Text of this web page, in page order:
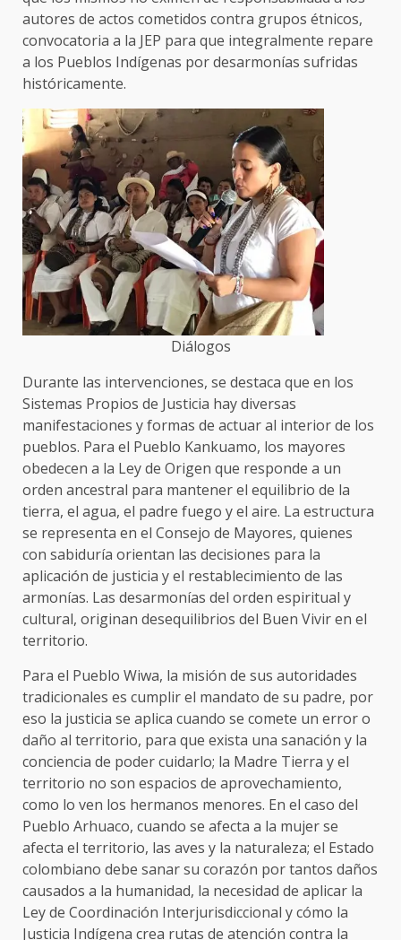
autores de actos cometidos contra grupos étnicos,
convocatoria a la JEP para que integralmente repare
a los Pueblos Indígenas por desarmonías sufridas
históricamente.
Diálogos
Durante las intervenciones, se destaca que en los
Sistemas Propios de Justicia hay diversas
manifestaciones y formas de actuar al interior de los
pueblos. Para el Pueblo Kankuamo, los mayores
obedecen a la Ley de Origen que responde a un
orden ancestral para mantener el equilibrio de la
tierra, el agua, el padre fuego y el aire. La estructura
se representa en el Consejo de Mayores, quienes
con sabiduría orientan las decisiones para la
aplicación de justicia y el restablecimiento de las
armonías. Las desarmonías del orden espiritual y
cultural, originan desequilibrios del Buen Vivir en el
territorio.
Para el Pueblo Wiwa, la misión de sus autoridades
tradicionales es cumplir el mandato de su padre, por
eso la justicia se aplica cuando se comete un error o
daño al territorio, para que exista una sanación y la
conciencia de poder cuidarlo; la Madre Tierra y el
territorio no son espacios de aprovechamiento,
como lo ven los hermanos menores. En el caso del
Pueblo Arhuaco, cuando se afecta a la mujer se
afecta el territorio, las aves y la naturaleza; el Estado
colombiano debe sanar su corazón por tantos daños
causados a la humanidad, la necesidad de aplicar la
Ley de Coordinación Interjurisdiccional y cómo la
Justicia Indígena crea rutas de atención contra la